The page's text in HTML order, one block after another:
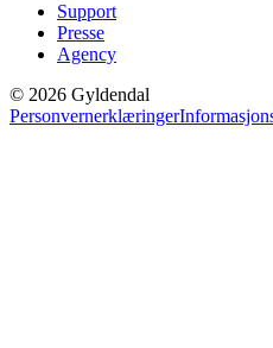
Support
Presse
Agency
© 2026 Gyldendal
Personvernerklæringer